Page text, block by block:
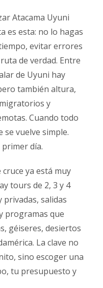
Atacama Uyuni
es esta: no lo hagas
evitar errores
de verdad. Entre
de Uyuni hay
también altura,
y
Cuando todo
se vuelve simple.
día.
ya está muy
tours de 2, 3 y 4
privadas, salidas
programas que
géiseres, desiertos
La clave no
sino escoger una
tu presupuesto y